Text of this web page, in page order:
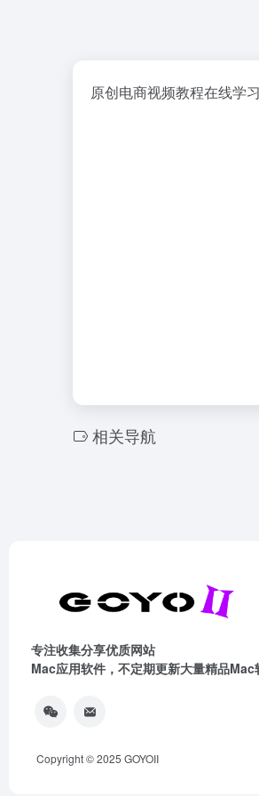
原创电商视频教程在线学
相关导航
专注收集分享优质网站
Mac应用软件，不定期更新大量精品Mac
Copyright © 2025 GOYOII